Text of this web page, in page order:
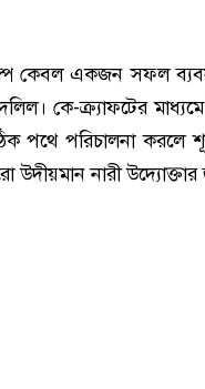
কেবল একজন সফল
কে-ক্র্যাফটের
পথে পরিচালনা করলে
উদীয়মান নারী